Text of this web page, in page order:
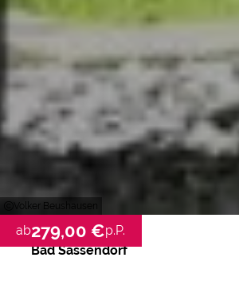
Volker Beushausen
ab279,00 €p.P.
Bad Sassendorf